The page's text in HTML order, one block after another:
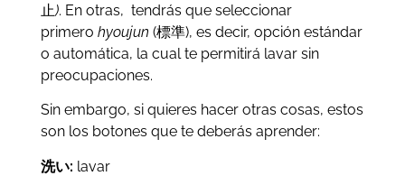
止). En otras, tendrás que seleccionar
primero hyoujun (標準), es decir, opción estándar
o automática, la cual te permitirá lavar sin
preocupaciones.
Sin embargo, si quieres hacer otras cosas, estos
son los botones que te deberás aprender:
洗い: lavar